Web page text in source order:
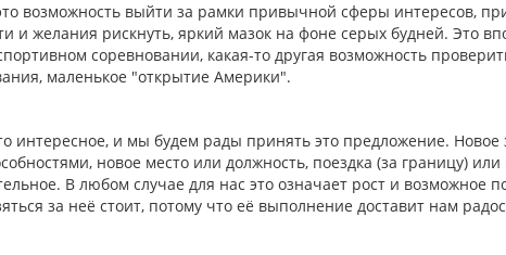
возможность выйти за рамки привычной сферы интересов,
и желания рискнуть, яркий мазок на фоне серых будней. Это
соревновании, какая-то другая возможность
маленькое "открытие Америки".
интересное, и мы будем рады принять это предложение.
новое место или должность, поездка (за границу)
В любом случае для нас это означает рост и возможное
за неё стоит, потому что её выполнение доставит нам